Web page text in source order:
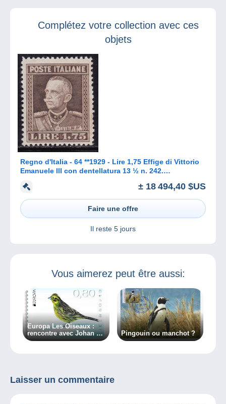
Complétez votre collection avec ces
objets
Regno d'Italia - 64 **1929 - Lire 1,75 Effige di Vittorio
Emanuele III con dentellatura 13 ½ n. 242.
± 18 494,40 $US
Faire une offre
Il reste 5 jours
Vous aimerez peut être aussi:
Europa Les Oiseaux :
rencontre avec Johan De
Crem
Pingouin ou manchot ?
Laisser un commentaire